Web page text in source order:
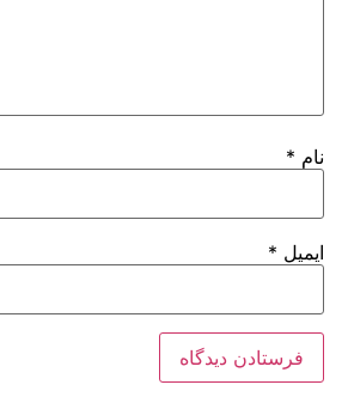
نام *
ایمیل *